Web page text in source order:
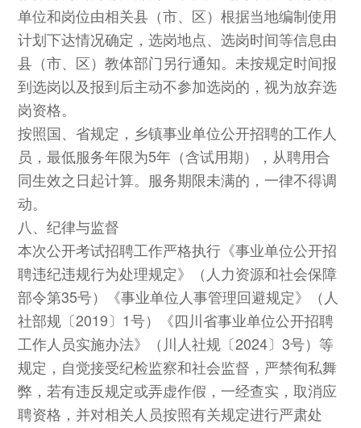
单位和岗位由相关县（市、区）根据当地编制使用
计划下达情况确定，选岗地点、选岗时间等信息由
县（市、区）教体部门另行通知。未按规定时间报
到选岗以及报到后主动不参加选岗的，视为放弃选
岗资格。
按照国、省规定，乡镇事业单位公开招聘的工作人
员，最低服务年限为5年（含试用期），从聘用合
同生效之日起计算。服务期限未满的，一律不得调
动。
八、纪律与监督
本次公开考试招聘工作严格执行《事业单位公开招
聘违纪违规行为处理规定》（人力资源和社会保障
部令第35号）《事业单位人事管理回避规定》（人
社部规〔2019〕1号）《四川省事业单位公开招聘
工作人员实施办法》（川人社规〔2024〕3号）等
规定，自觉接受纪检监察和社会监督，严禁徇私舞
弊，若有违反规定或弄虚作假，一经查实，取消应
聘资格，并对相关人员按照有关规定进行严肃处